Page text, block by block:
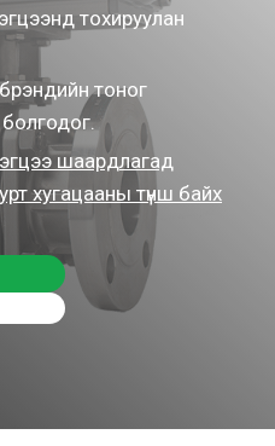
тохируулан
тоног
шаардлагад
хугацааны түнш байх